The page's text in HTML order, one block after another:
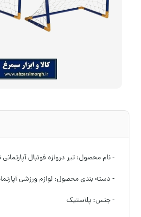
- نام محصول: تیر دروازه فوتبال
- دسته بندی محصول: لوازم ورزشی
- جنس: پلاستیک